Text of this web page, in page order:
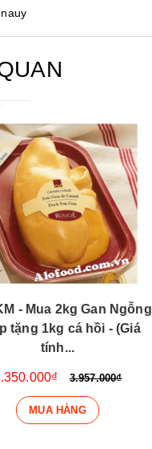
- Mua 2kg Gan Ngỗng
tặng 1kg cá hồi - (Giá
tính...
3.957.000₫
MUA HÀNG